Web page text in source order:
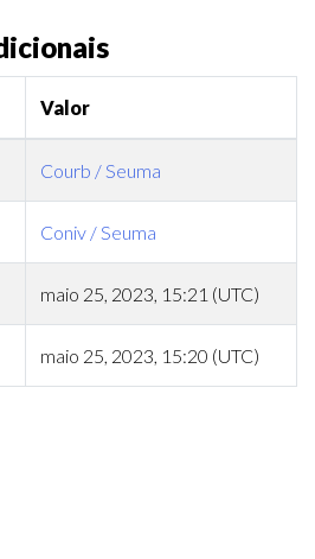
Valor
Courb / Seuma
Coniv / Seuma
maio 25, 2023, 15:21 (UTC)
maio 25, 2023, 15:20 (UTC)